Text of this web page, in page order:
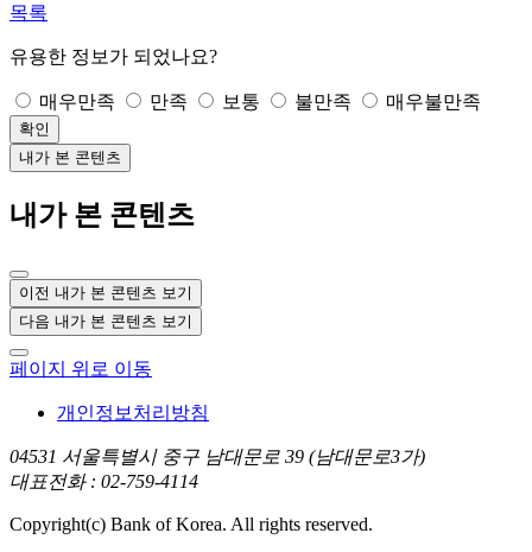
목록
유용한 정보가 되었나요?
매우만족 만족 보통 불만족 매우불만족
확인
내가 본 콘텐츠
내가 본 콘텐츠
이전 내가 본 콘텐츠 보기
다음 내가 본 콘텐츠 보기
페이지 위로 이동
개인정보처리방침
04531 서울특별시 중구 남대문로 39 (남대문로3가)
대표전화 : 02-759-4114
Copyright(c) Bank of Korea. All rights reserved.